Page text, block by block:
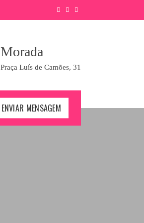
Morada
Praça Luís de Camões, 31
ENVIAR MENSAGEM